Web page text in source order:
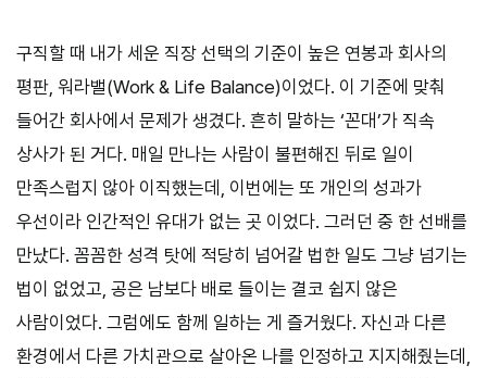
구직할 때 내가 세운 직장 선택의 기준이 높은 연봉과 회사의
평판, 워라밸(Work & Life Balance)이었다. 이 기준에 맞춰
들어간 회사에서 문제가 생겼다. 흔히 말하는 ‘꼰대’가 직속
상사가 된 거다. 매일 만나는 사람이 불편해진 뒤로 일이
만족스럽지 않아 이직했는데, 이번에는 또 개인의 성과가
우선이라 인간적인 유대가 없는 곳 이었다. 그러던 중 한 선배를
만났다. 꼼꼼한 성격 탓에 적당히 넘어갈 법한 일도 그냥 넘기는
법이 없었고, 공은 남보다 배로 들이는 결코 쉽지 않은
사람이었다. 그럼에도 함께 일하는 게 즐거웠다. 자신과 다른
환경에서 다른 가치관으로 살아온 나를 인정하고 지지해줬는데,